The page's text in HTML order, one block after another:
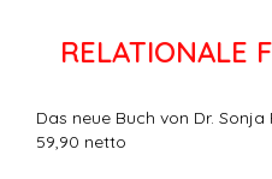
RELATIONALE
Das neue Buch von Dr. Sonja
59,90 netto